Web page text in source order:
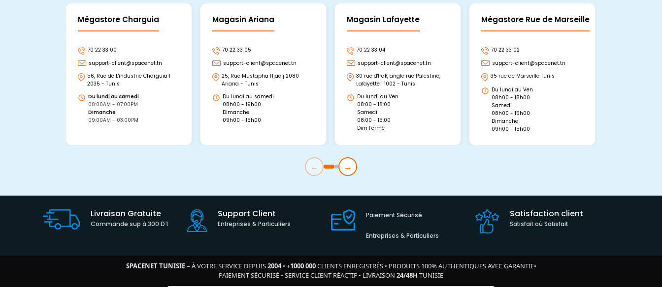
Mégastore Charguia
70 22 33 00
support-client@spacenet.tn
56, Rue de L'industrie Charguia I
2035 - Tunis
Du lundi au samedi
08:00AM - 07:00PM
Dimanche
09:00AM - 03:00PM
Magasin Ariana
70 22 33 05
support-client@spacenet.tn
25, Rue Mustapha Hjaeij 2080
Ariana - Tunis
Du lundi au samedi
08h00 - 19h00
Dimanche
09h00 - 15h00
Magasin Lafayette
70 22 33 04
support-client@spacenet.tn
30 rue d'Irak, angle rue Palestine,
Lafayette | 1002 - Tunis
Du lundi au Ven
08:00 - 18:00
Samedi
08:00 - 15:00
Dim Fermé
Mégastore Rue de Marseille
70 22 33 02
support-client@spacenet.tn
35 rue de Marseille Tunis
Du lundi au Ven
08h00 - 18h00
Samedi
08h00 - 15h00
Dimanche
09h00 - 15h00
← →
Livraison Gratuite
Commande sup à 300 DT
Support Client
Entreprises & Particuliers
Paiement Sécurisé
Entreprises & Particuliers
Satisfaction client
Satisfait où Satisfait
SPACENET TUNISIE– À VOTRE SERVICE DEPUIS2004• +1000 000CLIENTS ENREGISTRÉS• PRODUITS 100% AUTHENTIQUES AVEC GARANTIE•
PAIEMENT SÉCURISÉ • SERVICE CLIENT RÉACTIF • LIVRAISON 24/48H TUNISIE